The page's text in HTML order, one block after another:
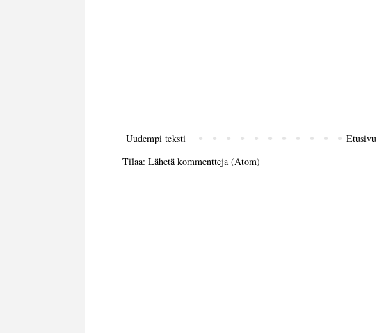
Uudempi teksti
Etusivu
Tilaa: Lähetä kommentteja (Atom)